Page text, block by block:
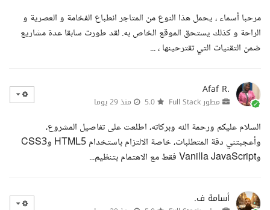
مرحبا أسماء ، يحمل هذا النوع من المتاجر انطباع الفخامة و العصرية و
الراحة و كذلك يستحق الموقع الخاص به. لقد طورت سابقا عدة مشاريع
ضمن التقنيات التي تقترحينها ، ...
Afaf R.
مطور Full Stack منذ 29 يوما
السلام عليكم ورحمة الله وبركاته، اطلعت على تفاصيل المشروع،
وأعجبتني دقة المتطلبات، خاصة الالتزام باستخدام HTML5 وCSS3
وVanilla JavaScript فقط مع الاهتمام بتنظيم...
أسامة ف.